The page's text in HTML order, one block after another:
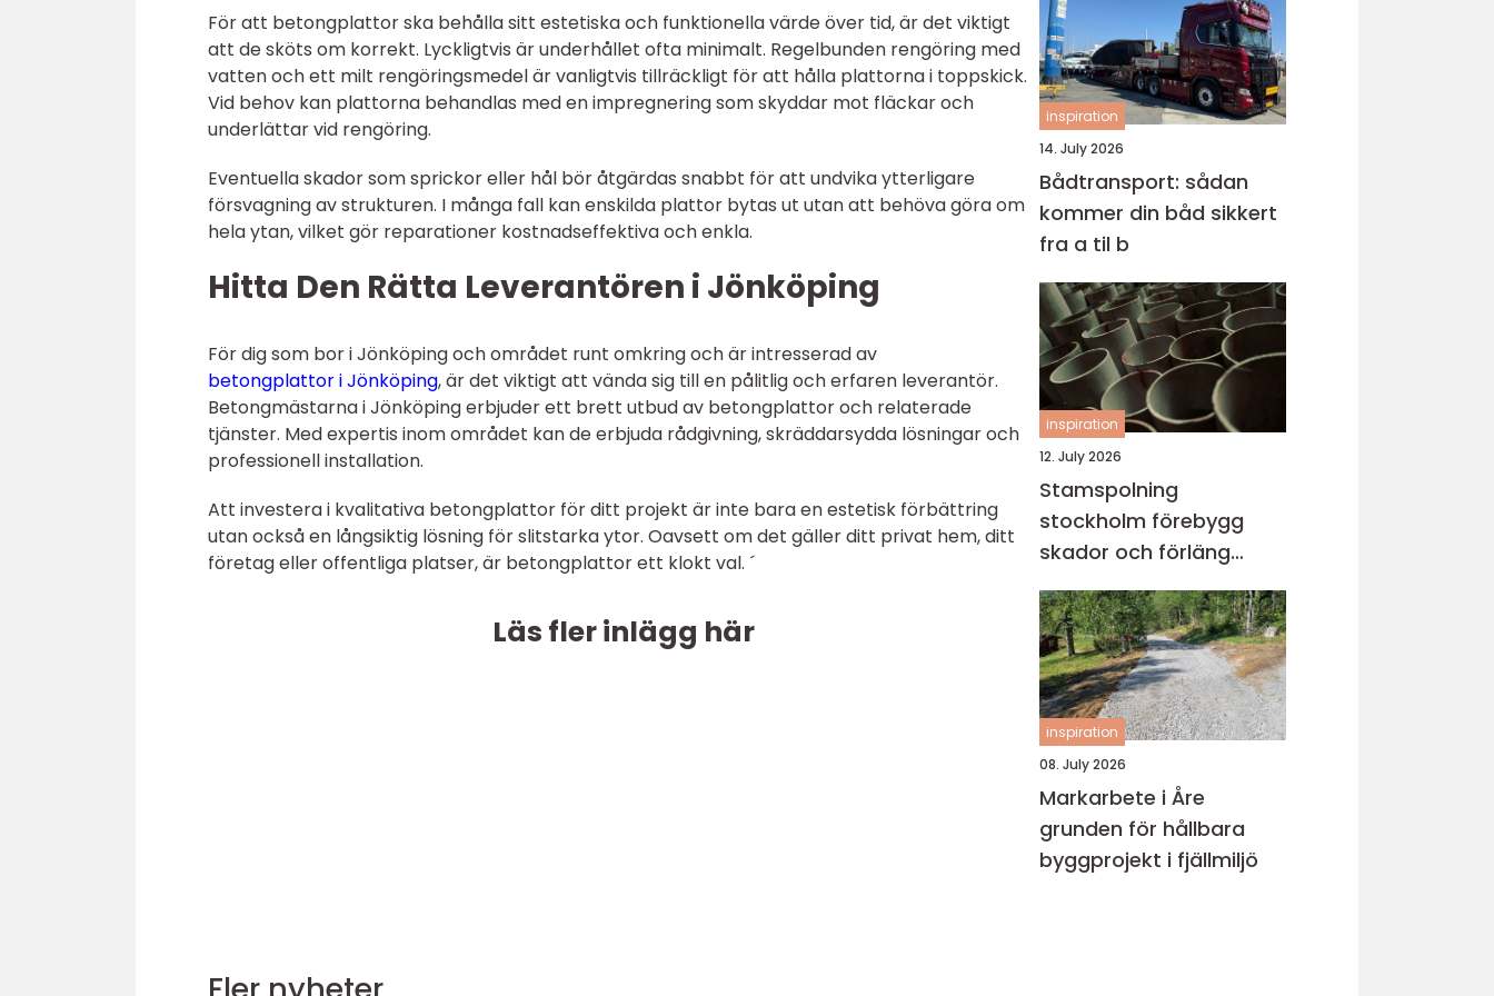
För att betongplattor ska behålla sitt estetiska och funktionella värde över tid, är det viktigt
att de sköts om korrekt. Lyckligtvis är underhållet ofta minimalt. Regelbunden rengöring med
vatten och ett milt rengöringsmedel är vanligtvis tillräckligt för att hålla plattorna i toppskick.
Vid behov kan plattorna behandlas med en impregnering som skyddar mot fläckar och
underlättar vid rengöring.
Eventuella skador som sprickor eller hål bör åtgärdas snabbt för att undvika ytterligare
försvagning av strukturen. I många fall kan enskilda plattor bytas ut utan att behöva göra om
hela ytan, vilket gör reparationer kostnadseffektiva och enkla.
Hitta Den Rätta Leverantören i Jönköping
För dig som bor i Jönköping och området runt omkring och är intresserad av
betongplattor i Jönköping, är det viktigt att vända sig till en pålitlig och erfaren leverantör.
Betongmästarna i Jönköping erbjuder ett brett utbud av betongplattor och relaterade
tjänster. Med expertis inom området kan de erbjuda rådgivning, skräddarsydda lösningar och
professionell installation.
Att investera i kvalitativa betongplattor för ditt projekt är inte bara en estetisk förbättring
utan också en långsiktig lösning för slitstarka ytor. Oavsett om det gäller ditt privat hem, ditt
företag eller offentliga platser, är betongplattor ett klokt val. ´
Läs fler inlägg här
inspiration
14. July 2026
Bådtransport: sådan
kommer din båd sikkert
fra a til b
inspiration
12. July 2026
Stamspolning
stockholm förebygg
skador och förläng
rörens livslängd
inspiration
08. July 2026
Markarbete i Åre
grunden för hållbara
byggprojekt i fjällmiljö